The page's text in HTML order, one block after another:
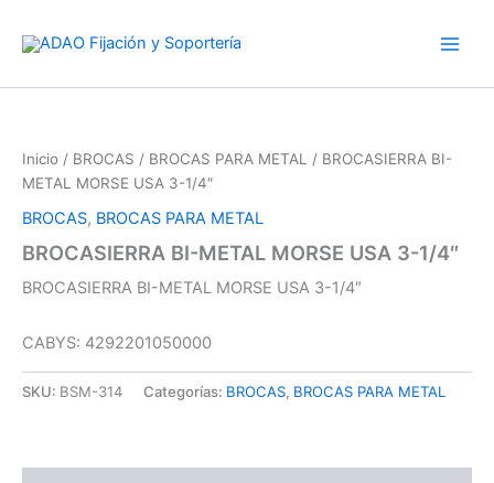
Inicio / BROCAS / BROCAS PARA METAL
/ BROCASIERRA BI-
METAL MORSE USA 3-1/4″
BROCAS, BROCAS PARA METAL
BROCASIERRA BI-METAL MORSE USA 3-1/4″
BROCASIERRA BI-METAL MORSE USA 3-1/4″
CABYS: 4292201050000
SKU: BSM-314 Categorías: BROCAS, BROCAS PARA METAL